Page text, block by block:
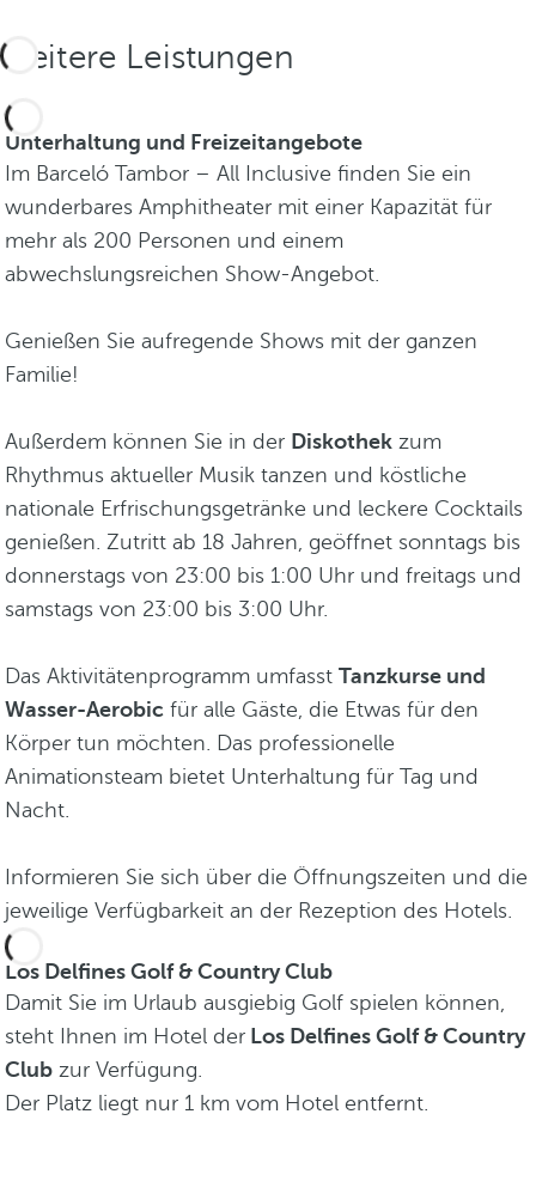
Weitere Leistungen
Unterhaltung und Freizeitangebote
Im Barceló Tambor – All Inclusive finden Sie ein
wunderbares Amphitheater mit einer Kapazität für
mehr als 200 Personen und einem
abwechslungsreichen Show-Angebot.
Genießen Sie aufregende Shows mit der ganzen
Familie!
Außerdem können Sie in der Diskothek zum
Rhythmus aktueller Musik tanzen und köstliche
nationale Erfrischungsgetränke und leckere Cocktails
genießen. Zutritt ab 18 Jahren, geöffnet sonntags bis
donnerstags von 23:00 bis 1:00 Uhr und freitags und
samstags von 23:00 bis 3:00 Uhr.
Das Aktivitätenprogramm umfasst Tanzkurse und
Wasser-Aerobic für alle Gäste, die Etwas für den
Körper tun möchten. Das professionelle
Animationsteam bietet Unterhaltung für Tag und
Nacht.
Informieren Sie sich über die Öffnungszeiten und die
jeweilige Verfügbarkeit an der Rezeption des Hotels.
Los Delfines Golf & Country Club
Damit Sie im Urlaub ausgiebig Golf spielen können,
steht Ihnen im Hotel der Los Delfines Golf & Country
Club zur Verfügung.
Der Platz liegt nur 1 km vom Hotel entfernt.